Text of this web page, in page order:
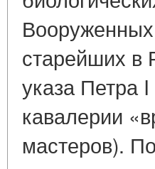
старейших в
указа Петра
кавалерии
мастеров).